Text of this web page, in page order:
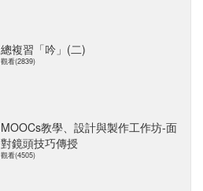
總複習「吟」(二)
觀看(2839)
MOOCs教學、設計與製作工作坊-面
對鏡頭技巧傳授
觀看(4505)